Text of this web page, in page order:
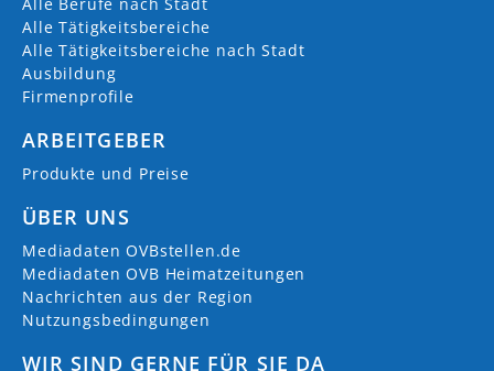
Alle Tätigkeitsbereiche
Alle Tätigkeitsbereiche nach Stadt
Ausbildung
Firmenprofile
ARBEITGEBER
Produkte und Preise
ÜBER UNS
Mediadaten OVBstellen.de
Mediadaten OVB Heimatzeitungen
Nachrichten aus der Region
Nutzungsbedingungen
WIR SIND GERNE FÜR SIE DA